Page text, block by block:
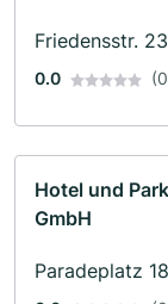
Friedensstr.
0.0
Hotel und
GmbH
Paradeplatz